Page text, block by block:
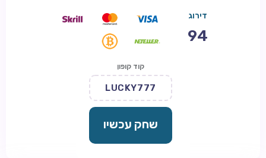
דירוג
94
קוד קופון
LUCKY777
שחק עכשיו